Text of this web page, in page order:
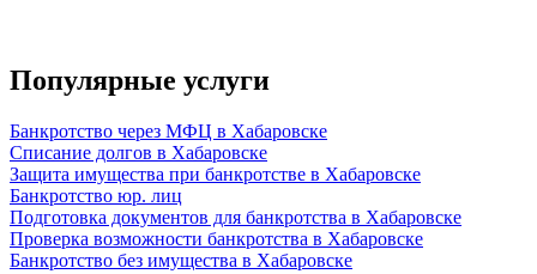
Популярные услуги
Банкротство через МФЦ в Хабаровске
Списание долгов в Хабаровске
Защита имущества при банкротстве в Хабаровске
Банкротство юр. лиц
Подготовка документов для банкротства в Хабаровске
Проверка возможности банкротства в Хабаровске
Банкротство без имущества в Хабаровске